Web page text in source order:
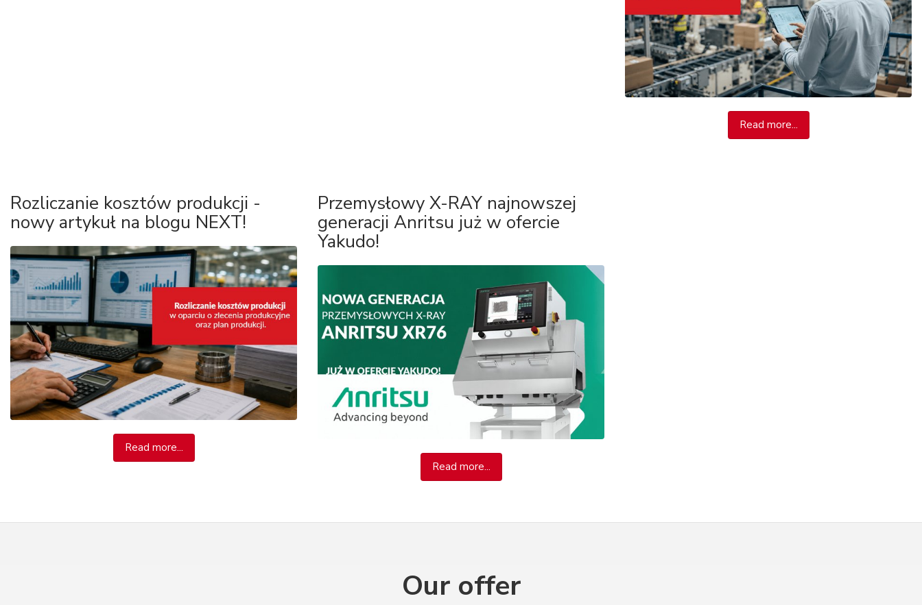
Read more...
Rozliczanie kosztów produkcji -
nowy artykuł na blogu NEXT!
Read more...
Przemysłowy X-RAY najnowszej
generacji Anritsu już w ofercie
Yakudo!
Read more...
Our offer